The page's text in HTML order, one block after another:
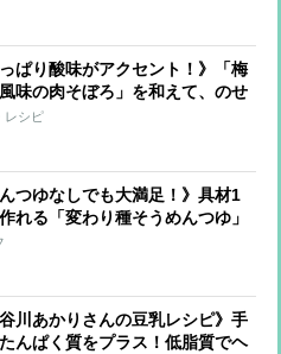
っぱり酸味がアクセント！》「梅
味の肉そぼろ」を和えて、のせ
単アレンジレシピ3品
レシピ
んつゆなしでも大満足！》具材1
れる「変わり種そうめんつゆ」
8つ
谷川あかりさんの豆乳レシピ》手
んぱく質をプラス！低脂質でヘ